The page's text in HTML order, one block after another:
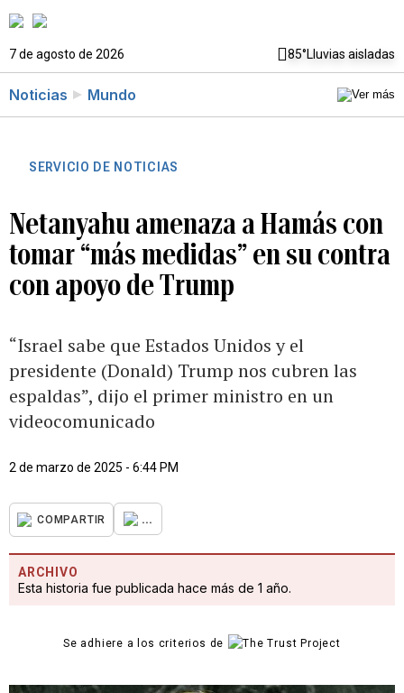
7 de agosto de 2026 85°Lluvias aisladas
Noticias Mundo
SERVICIO DE NOTICIAS
Netanyahu amenaza a Hamás con
tomar “más medidas” en su contra
con apoyo de Trump
“Israel sabe que Estados Unidos y el
presidente (Donald) Trump nos cubren las
espaldas”, dijo el primer ministro en un
videocomunicado
2 de marzo de 2025 - 6:44 PM
COMPARTIR ...
ARCHIVO
Esta historia fue publicada hace más de 1 año.
Se adhiere a los criterios de